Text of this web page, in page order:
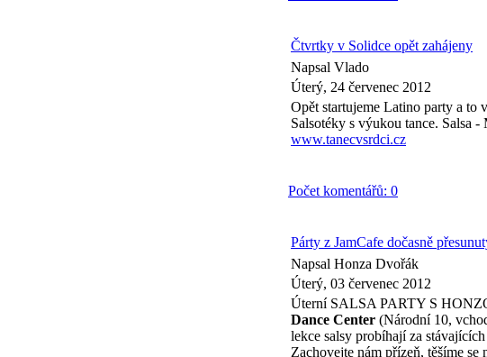
Čtvrtky v Solidce opět zahájeny
Napsal Vlado
Úterý, 24 červenec 2012
Opět startujeme Latino party a
Salsotéky s výukou tance. Salsa
www.tanecvsrdci.cz
Počet komentářů: 0
Párty z JamCafe dočasně
Napsal Honza Dvořák
Úterý, 03 červenec 2012
Úterní SALSA PARTY S
Dance Center (Národní 10,
lekce salsy probíhají za
Zachovejte nám přízeň, těšíme se